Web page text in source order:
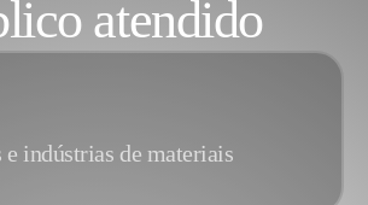
atendido
e indústrias de materiais